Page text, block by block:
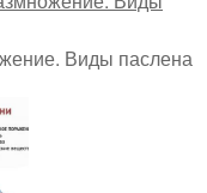
Виды паслена